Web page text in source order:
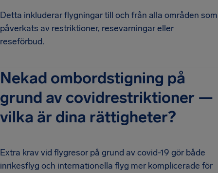
Detta inkluderar flygningar till och från alla områden som
påverkats av restriktioner, resevarningar eller
reseförbud.
Nekad ombordstigning på
grund av covidrestriktioner —
vilka är dina rättigheter?
Extra krav vid flygresor på grund av covid-19 gör både
inrikesflyg och internationella flyg mer komplicerade för